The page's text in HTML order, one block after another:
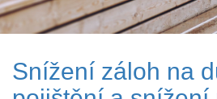
Snížení záloh na